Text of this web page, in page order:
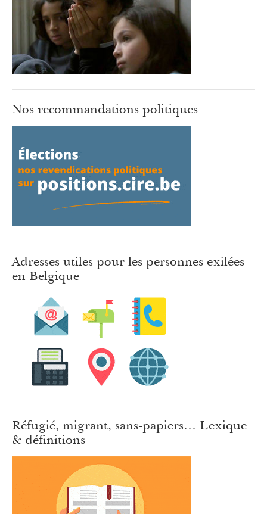
Nos recommandations politiques
Adresses utiles pour les personnes exilées
en Belgique
Réfugié, migrant, sans-papiers… Lexique
& définitions